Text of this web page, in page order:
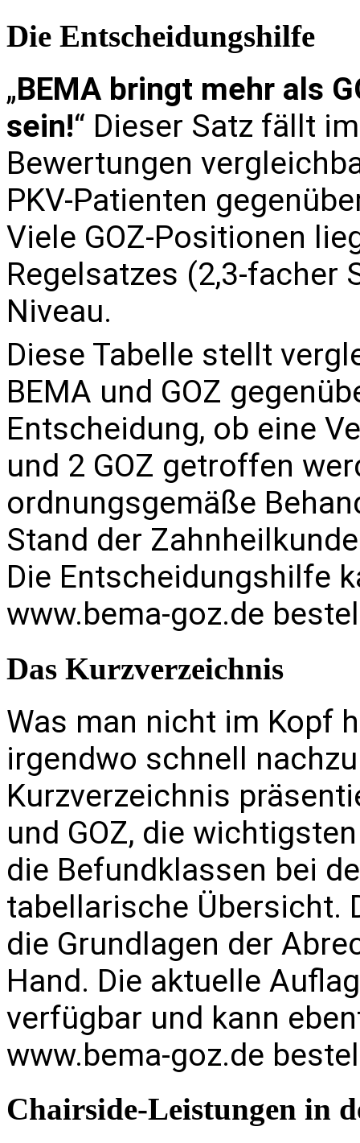
Die Entscheidungshilfe
„BEMA bringt mehr als
sein!“ Dieser Satz fällt
Bewertungen
PKV-Patienten
Viele GOZ-Positionen
Regelsatzes (2,3-facher
Niveau.
Diese Tabelle stellt
BEMA und GOZ
Entscheidung, ob eine
und 2 GOZ getroffen
ordnungsgemäße
Stand der
Die Entscheidungshilfe
www.bema-goz.de
Das Kurzverzeichnis
Was man nicht im Kopf
irgendwo schnell
Kurzverzeichnis
und GOZ, die
die Befundklassen bei
tabellarische Übersicht.
die Grundlagen der
Hand. Die aktuelle
verfügbar und kann
www.bema-goz.de
Chairside-Leistungen in